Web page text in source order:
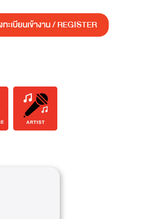
ะเบียนเข้างาน / REGISTER